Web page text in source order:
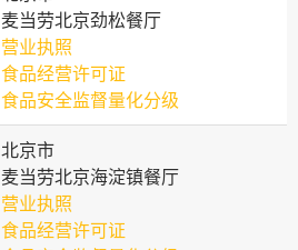
麦当劳北京劲松餐厅
营业执照
食品经营许可证
食品安全监督量化分级
北京市
麦当劳北京海淀镇餐厅
营业执照
食品经营许可证